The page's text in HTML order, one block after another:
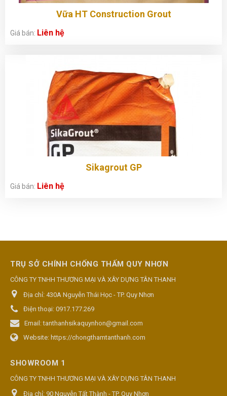
Vữa HT Construction Grout
Giá bán: Liên hệ
Sikagrout GP
Giá bán: Liên hệ
TRỤ SỞ CHÍNH CHỐNG THẤM QUY NHƠN
CÔNG TY TNHH THƯƠNG MẠI VÀ XÂY DỰNG TÂN THANH
Địa chỉ: 430A Nguyễn Thái Học - TP. Quy Nhơn
Điện thoại: 0917.177.269
Email:tanthanhsikaquynhon@gmail.com
Website: https://chongthamtanthanh.com
SHOWROOM 1
CÔNG TY TNHH THƯƠNG MẠI VÀ XÂY DỰNG TÂN THANH
Địa chỉ: 90 Nguyễn Tất Thành - TP. Quy Nhơn